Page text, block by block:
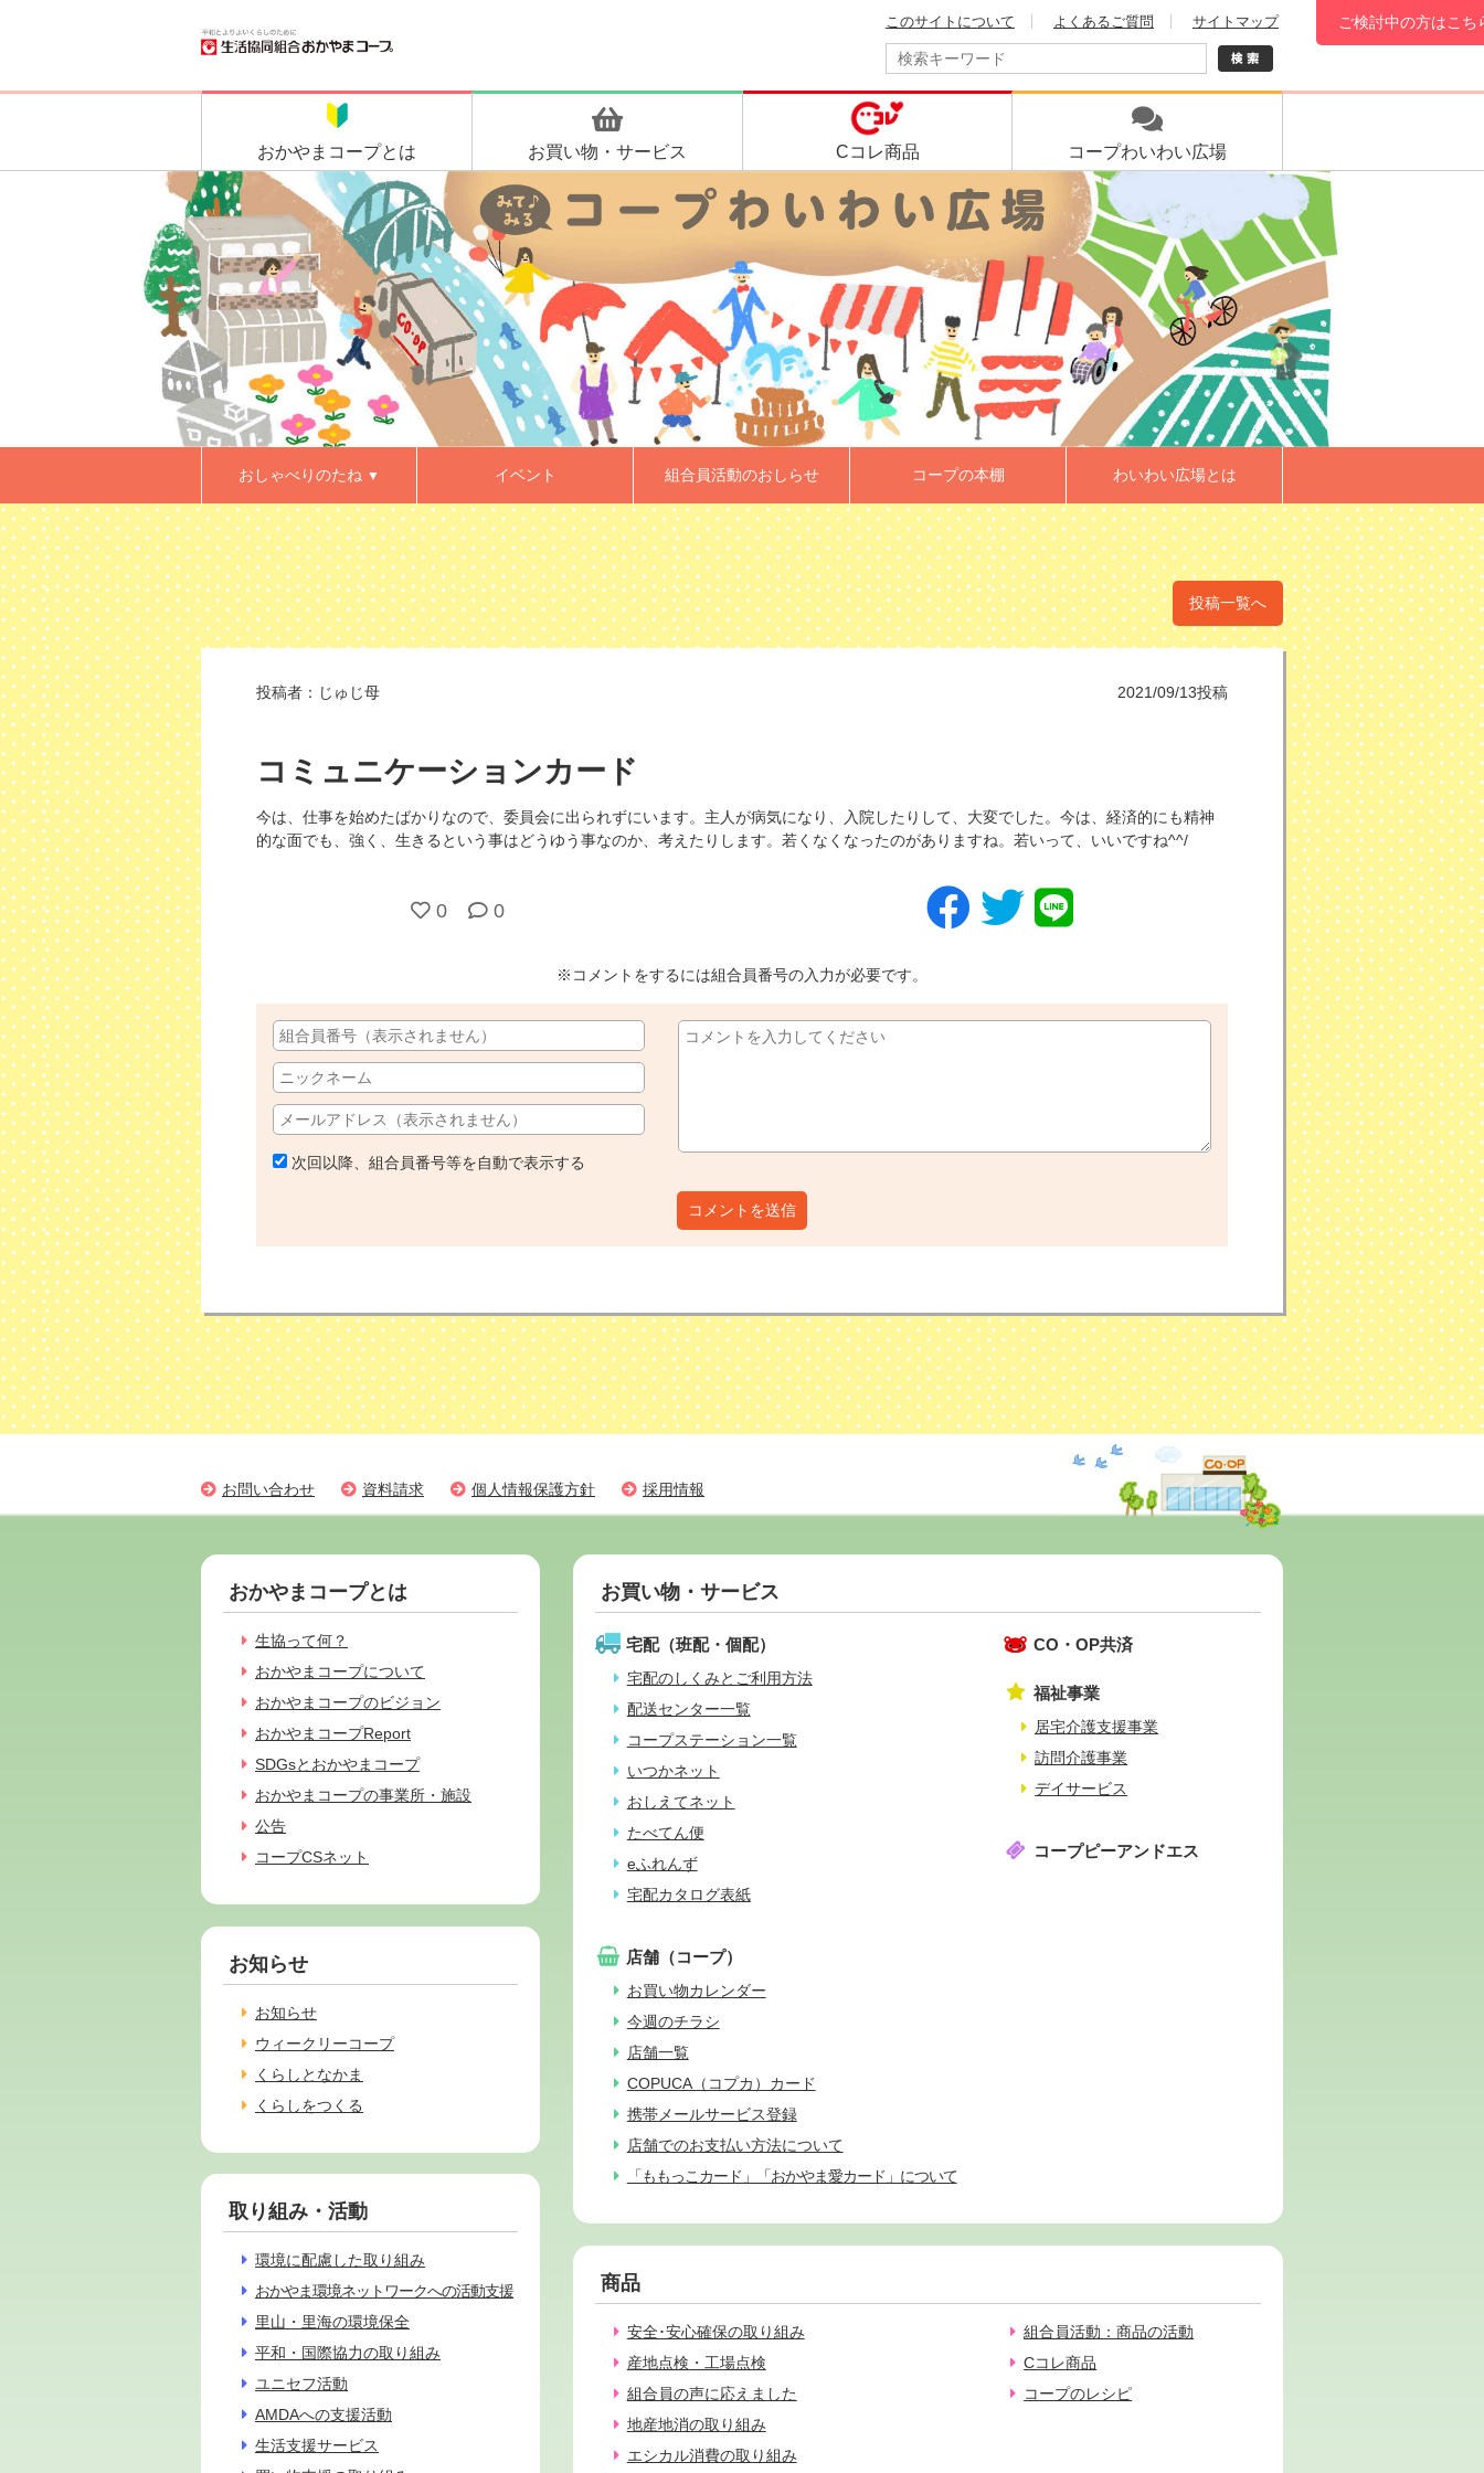
このサイトについて よくあるご質問 サイトマップ ご検討中の方はこち
おかやま コープとは お買い物・ サービス Cコレ商品 コープわいわい広場
おしゃべりのたね ▼ イベント 組合員活動のおしらせ コープの本棚 わいわい広場とは
投稿一覧へ
投稿者： じゅじ母 2021/09/13投稿
コミュニケーションカード
今は、仕事を始めたばかりなので、委員会に出られずにいます。主人が病気になり、入院したりして、大変でした。今は、経済的にも精神
的な面でも、強く、生きるという事はどうゆう事なのか、考えたりします。若くなくなったのがありますね。若いって、いいですね^^/
0 0
※コメントをするには組合員番号の入力が必要です。
次回以降、組合員番号等を自動で表示する
コメントを送信
お問い合わせ 資料請求 個人情報保護方針 採用情報
おかやまコープとは
生協って何？
おかやまコープについて
おかやまコープのビジョン
おかやまコープReport
SDGsとおかやまコープ
おかやまコープの事業所・施設
公告
コープCSネット
お知らせ
お知らせ
ウィークリーコープ
くらしとなかま
くらしをつくる
お買い物・サービス
宅配（班配・個配）
宅配のしくみとご利用方法
配送センター一覧
コープステーション一覧
いつかネット
おしえてネット
たべてん便
eふれんず
宅配カタログ表紙
店舗（コープ）
お買い物カレンダー
今週のチラシ
店舗一覧
COPUCA（コプカ）カード
携帯メールサービス登録
店舗でのお支払い方法について
「ももっこカード」「おかやま愛カード」について
CO・OP共済
福祉事業
居宅介護支援事業
訪問介護事業
デイサービス
コープピーアンドエス
商品
安全･安心確保の取り組み
産地点検・工場点検
組合員の声に応えました
地産地消の取り組み
エシカル消費の取り組み
組合員活動：商品の活動
Cコレ商品
コープのレシピ
取り組み・活動
環境に配慮した取り組み
おかやま環境ネットワークへの活動支援
里山・里海の環境保全
平和・国際協力の取り組み
ユニセフ活動
AMDAへの支援活動
生活支援サービス